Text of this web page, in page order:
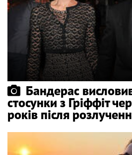
Бандерас
стосунки з Гріффіт
років після